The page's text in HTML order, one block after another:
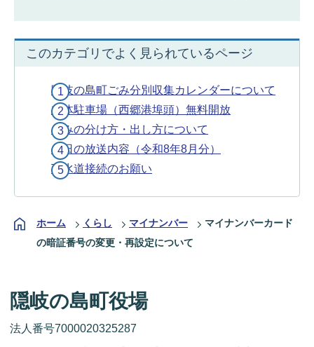
このカテゴリでよく見られているページ
隠岐の島町ごみ分別収集カレンダーについて
立体駐車場（西郷港埠頭）無料開放
ごみの分け方・出し方について
今日の放送内容（令和8年8月分）
下水道接続のお願い
ホーム くらし マイナンバー
マイナンバーカード
の暗証番号の変更・再設定について
隠岐の島町役場
法人番号7000020325287